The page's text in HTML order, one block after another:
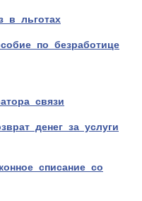
в льготах
по безработице
связи
денег за услуги
списание со